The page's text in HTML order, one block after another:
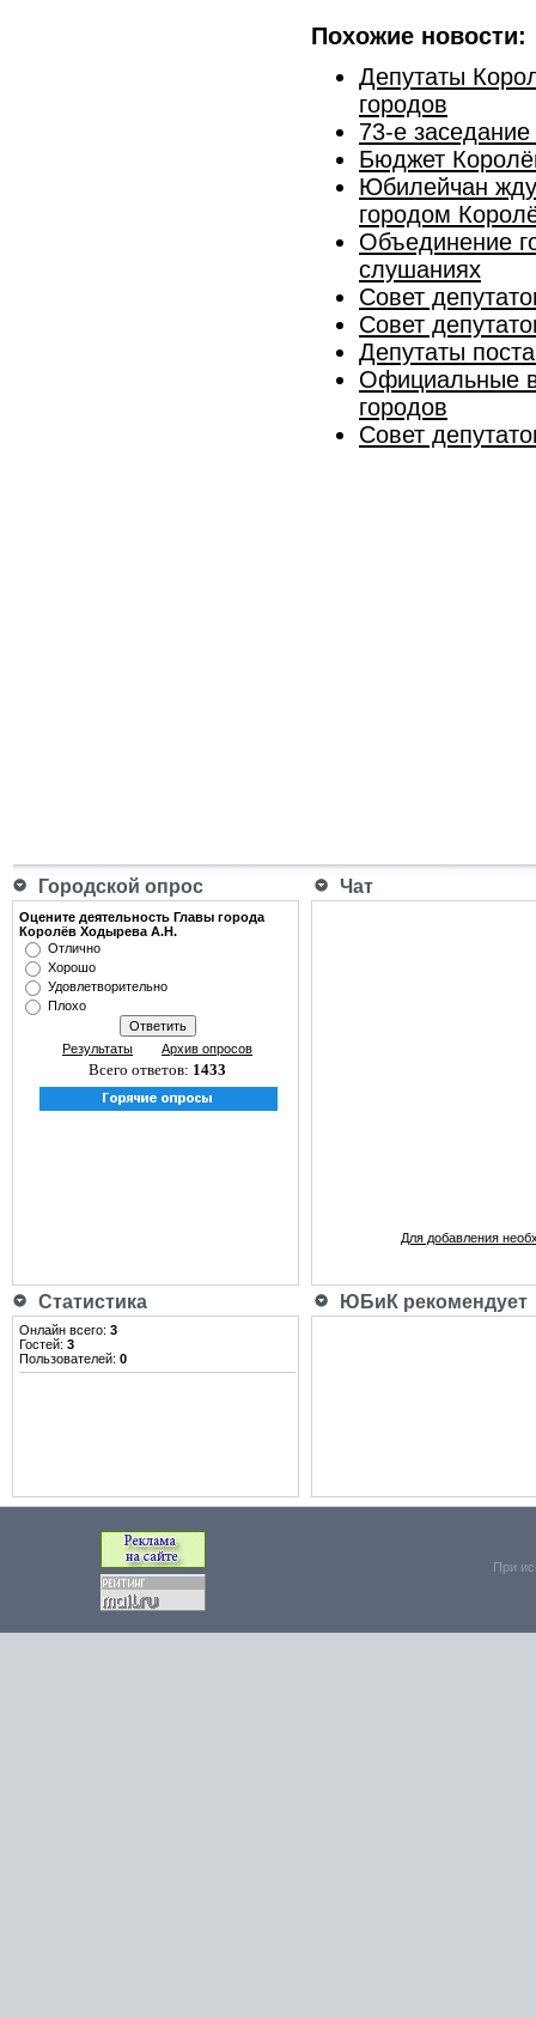
Похожие новости:
Депутаты
городов
73-е
Бюджет
Юбилейчан
городом
Объединение
слушаниях
Совет
Совет
Депутаты
Официальные
городов
Совет
Городской опрос Чат
Оцените деятельность Главы города
Королёв Ходырева А.Н.
Отлично
Хорошо
Удовлетворительно
Плохо
Результаты Архив опросов
Всего ответов: 1433
Для добавления
Статистика ЮБиК рекомендует
Онлайн всего: 3
Гостей: 3
Пользователей: 0
При